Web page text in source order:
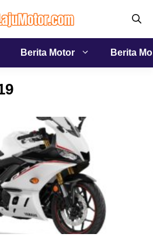
Berita Motor Berita